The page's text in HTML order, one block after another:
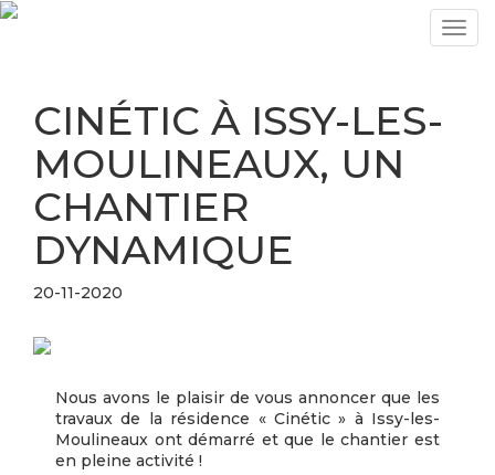
CINÉTIC À ISSY-LES-
MOULINEAUX, UN
CHANTIER
DYNAMIQUE
20-11-2020
Nous avons le plaisir de vous annoncer que les
travaux de la résidence « Cinétic » à Issy-les-
Moulineaux ont démarré et que le chantier est
en pleine activité !